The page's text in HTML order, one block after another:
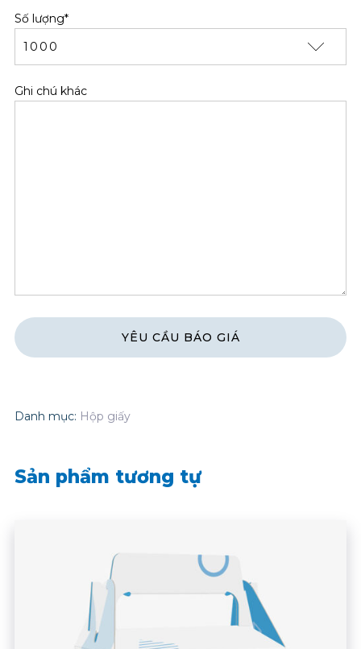
Số lượng*
Ghi chú khác
Danh mục: Hộp giấy
Sản phẩm tương tự